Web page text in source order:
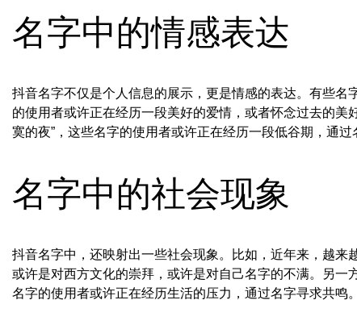
名字中的情感表达
抖音名字不仅是个人信息的展示，更是情感的表达。有些名
的使用者或许正在经历一段美好的爱情，或者怀念过去的美
寞的夜”，这些名字的使用者或许正在经历一段低谷期，通过
名字中的社会现象
抖音名字中，还映射出一些社会现象。比如，近年来，越来
或许是对西方文化的崇拜，或许是对自己名字的不满。另一
名字的使用者或许正在经历生活的压力，通过名字寻求共鸣。